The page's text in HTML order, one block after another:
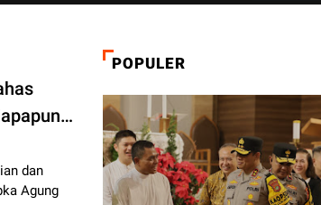
dan
Agung
POPULER